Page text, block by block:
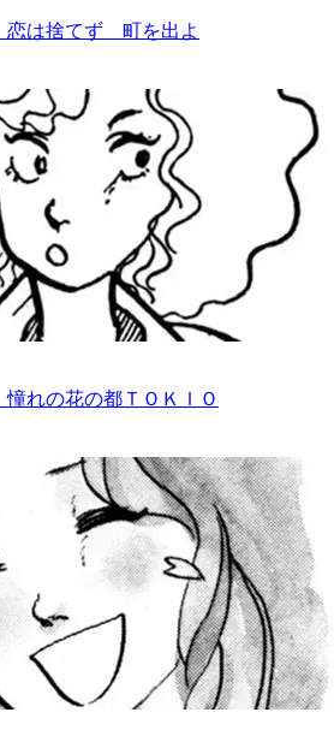
は捨てず 町を出よ
れの花の都ＴＯＫＩＯ